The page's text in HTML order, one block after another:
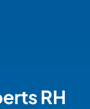
RH